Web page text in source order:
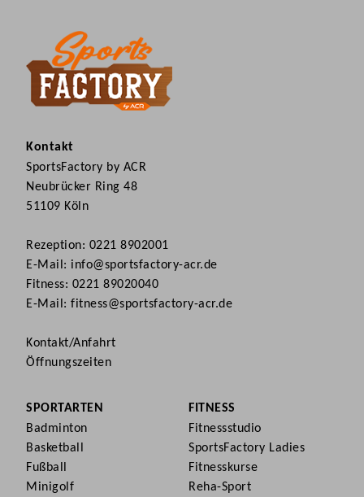
Kontakt
SportsFactory by ACR
Neubrücker Ring 48
51109 Köln
Rezeption: 0221 8902001
E-Mail: info@sportsfactory-acr.de
Fitness: 0221 89020040
E-Mail: fitness@sportsfactory-acr.de
Kontakt/Anfahrt
Öffnungszeiten
SPORTARTEN
Badminton
Basketball
Fußball
Minigolf
FITNESS
Fitnessstudio
SportsFactory Ladies
Fitnesskurse
Reha-Sport